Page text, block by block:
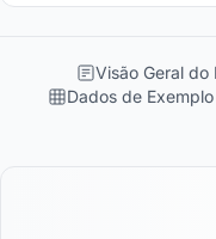
Visão Geral do
Dados de